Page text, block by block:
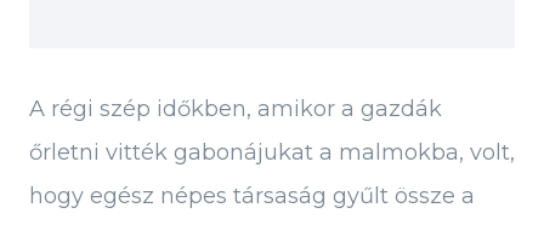
A régi szép időkben, amikor a gazdák
őrletni vitték gabonájukat a malmokba, volt,
hogy egész népes társaság gyűlt össze a